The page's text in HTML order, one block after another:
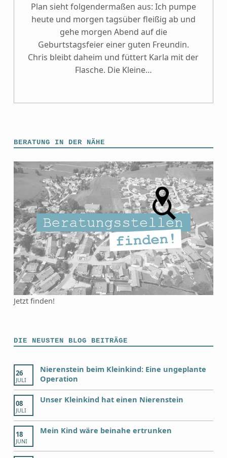
Plan sieht folgendermaßen aus: Ich pumpe
heute und morgen tagsüber fleißig ab und
gehe morgen Abend auf die
Geburtstagsfeier einer guten Freundin.
Chris bleibt daheim und füttert Karla mit der
Flasche. Die Kleine…
BERATUNG IN DER NÄHE
Jetzt finden!
DIE NEUSTEN BLOG BEITRÄGE
26
JULI
Nierenstein beim Kleinkind: Eine ungeplante
Operation
08
JULI
Unser Kleinkind hat einen Nierenstein
18
JUNI
Mein Kind wäre beinahe ertrunken